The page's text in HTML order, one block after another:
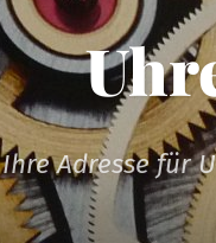
Ihre Adresse für